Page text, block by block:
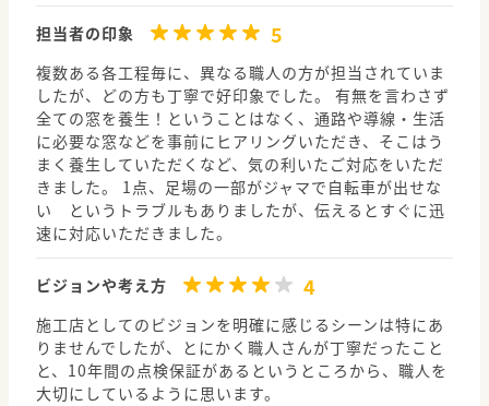
担当者の印象 5
複数ある各工程毎に、異なる職人の方が担当されていま
したが、どの方も丁寧で好印象でした。 有無を言わさず
全ての窓を養生！ということはなく、通路や導線・生活
に必要な窓などを事前にヒアリングいただき、そこはう
まく養生していただくなど、気の利いたご対応をいただ
きました。 1点、足場の一部がジャマで自転車が出せな
い というトラブルもありましたが、伝えるとすぐに迅
速に対応いただきました。
ビジョンや考え方 4
施工店としてのビジョンを明確に感じるシーンは特にあ
りませんでしたが、とにかく職人さんが丁寧だったこと
と、10年間の点検保証があるというところから、職人を
大切にしているように思います。